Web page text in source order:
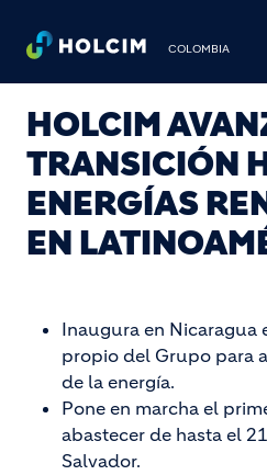
COLOMBIA
HOLCIM
TRANSICIÓN
ENERGÍAS
EN
Inaugura en Nicaragua
propio del Grupo para
de la energía.
Pone en marcha el
abastecer de hasta el
Salvador.